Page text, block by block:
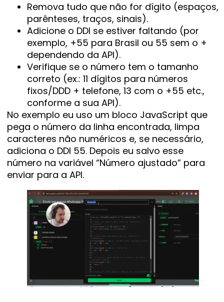
Remova tudo que não for dígito (espaços,
parênteses, traços, sinais).
Adicione o DDI se estiver faltando (por
exemplo, +55 para Brasil ou 55 sem o +
dependendo da API).
Verifique se o número tem o tamanho
correto (ex.: 11 dígitos para números
fixos/DDD + telefone, 13 com o +55 etc.,
conforme a sua API).
No exemplo eu uso um bloco JavaScript que
pega o número da linha encontrada, limpa
caracteres não numéricos e, se necessário,
adiciona o DDI 55. Depois eu salvo esse
número na variável “Número ajustado” para
enviar para a API.